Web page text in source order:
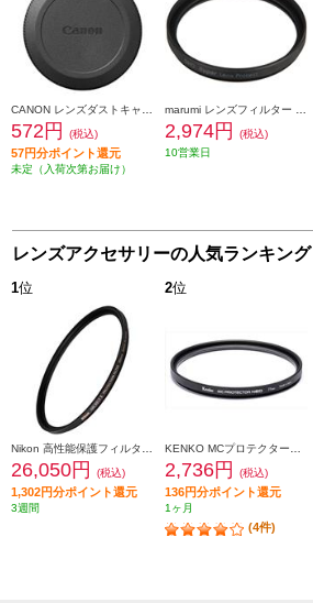
572円 (税込)
57円分ポイント還元
未定（入荷次第お届け）
2,974円
(税込)
10営業日
レンズアクセサリーの人気ランキング
1位
26,050円 (税込)
1,302円分ポイント還元
3週間
2位
2,736円 (税込)
136円分ポイント還元
1ヶ月
(4件)